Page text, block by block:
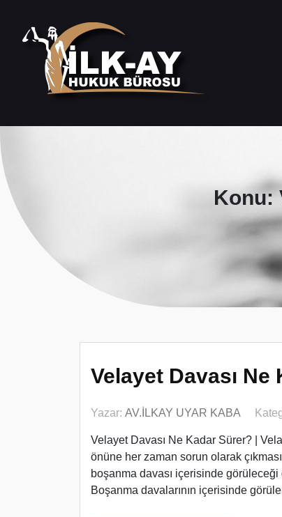
Konu:
Velayet Davası Ne
Yazar: AV.İLKAY UYAR KABA
Velayet Davası Ne Kadar Sürer? |
önüne her zaman sorun olarak
boşanma davası içerisinde görüleceği
Boşanma davalarının içerisinde